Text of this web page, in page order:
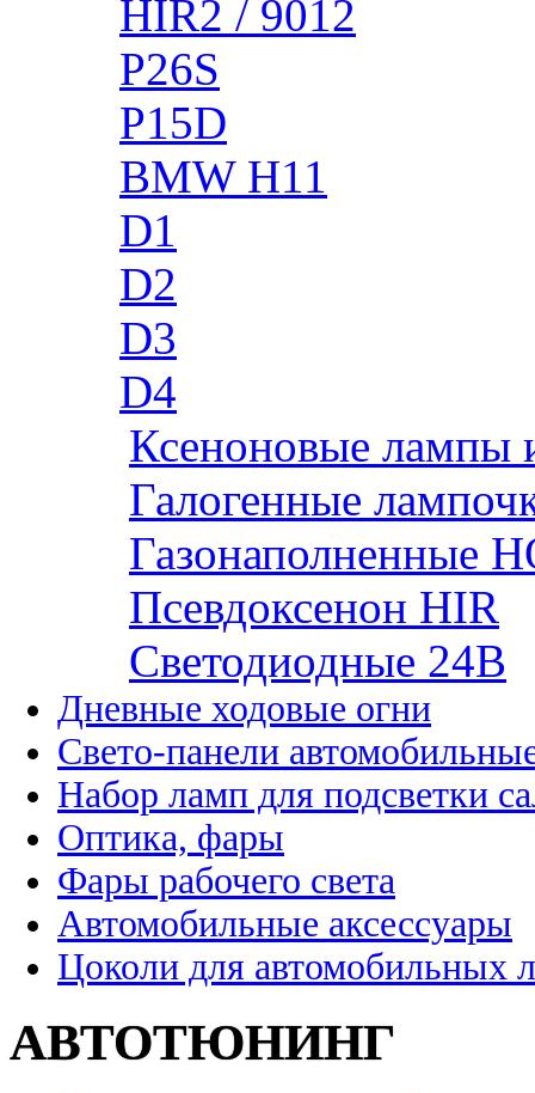
HIR2 / 9012
P26S
P15D
BMW H11
D1
D2
D3
D4
Ксеноновые лампы
Галогенные
Газонаполненные
Псевдоксенон HIR
Cветодиодные 24B
Дневные ходовые огни
Свето-панели
Набор ламп для подсветки
Оптика, фары
Фары рабочего света
Автомобильные аксессуары
Цоколи для автомобильных
АВТОТЮНИНГ